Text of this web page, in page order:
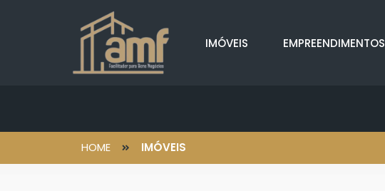
IMÓVEIS EMPREENDIMENTOS
HOME IMÓVEIS